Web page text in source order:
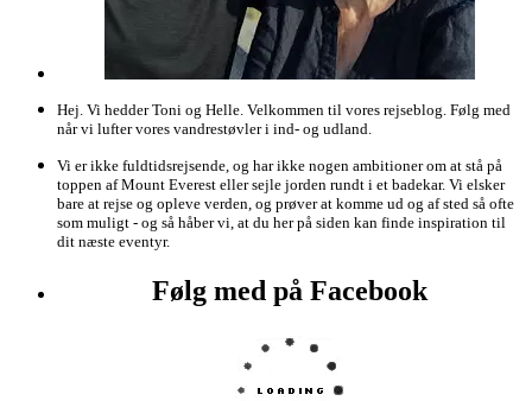
Hej. Vi hedder Toni og Helle. Velkommen til vores rejseblog. Følg med
når vi lufter vores vandrestøvler i ind- og udland.
Vi er ikke fuldtidsrejsende, og har ikke nogen ambitioner om at stå på
toppen af Mount Everest eller sejle jorden rundt i et badekar. Vi elsker
bare at rejse og opleve verden, og prøver at komme ud og af sted så ofte
som muligt - og så håber vi, at du her på siden kan finde inspiration til
dit næste eventyr.
Følg med på Facebook